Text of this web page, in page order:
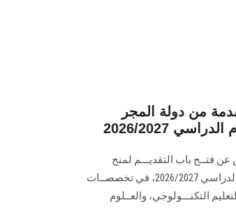
من دولة المجر
2026/2027
فتــح باب التقديـــم لمنح
دكتـــوراه مقدمــة من دولة المجر (هيئة تمبس) للعام الدراسي 2026/2027، في تخصصــات
التكنـــولوجي، والعــلوم